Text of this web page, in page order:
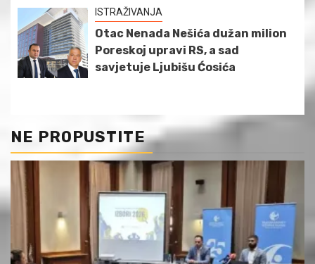
ISTRAŽIVANJA
Otac Nenada Nešića dužan milion
Poreskoj upravi RS, a sad
savjetuje Ljubišu Ćosića
NE PROPUSTITE